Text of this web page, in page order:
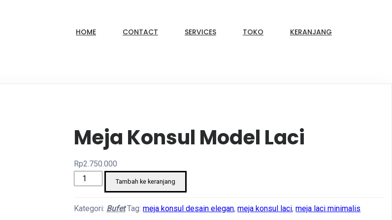
HOME CONTACT SERVICES TOKO KERANJANG
Meja Konsul Model Laci
Rp2.750.000
Kuantitas
Konsul
Tambah ke keranjang
Kategori: Bufet Tag:meja konsul desain elegan,meja konsul laci,meja laci minimalis